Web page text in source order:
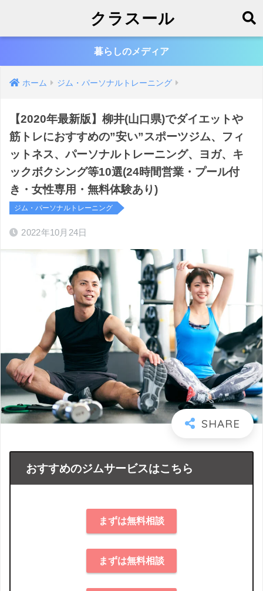
クラスール
暮らしのメディア
ホーム ジム・パーソナルトレーニング
【2020年最新版】柳井(山口県)でダイエットや
筋トレにおすすめの”安い”スポーツジム、フィ
ットネス、パーソナルトレーニング、ヨガ、キ
ックボクシング等10選(24時間営業・プール付
き・女性専用・無料体験あり)
ジム・パーソナルトレーニング
2022年10月24日
おすすめのジムサービスはこちら
まずは無料相談
まずは無料相談